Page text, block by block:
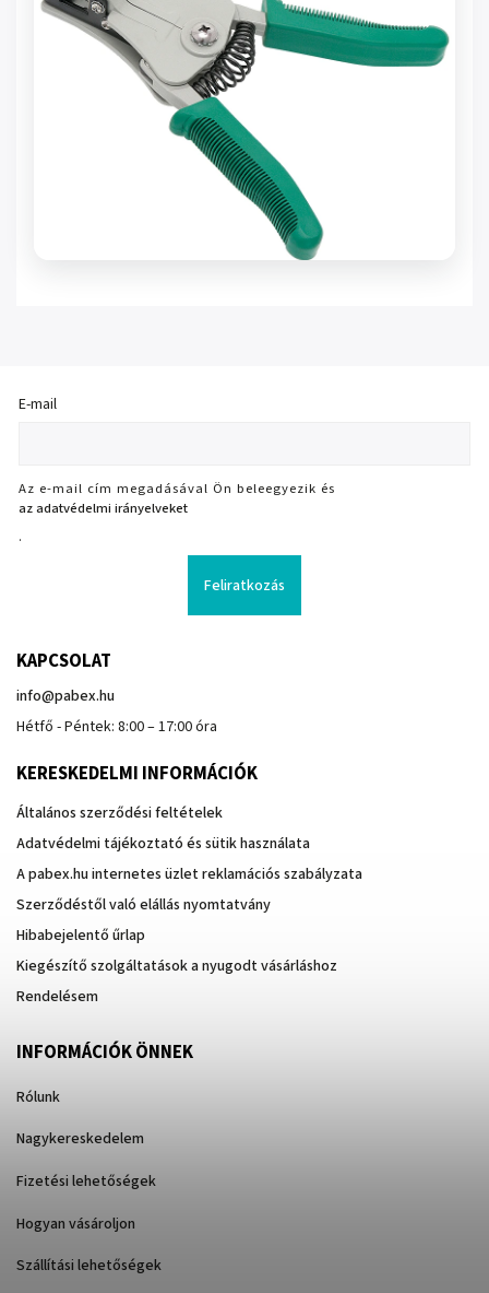
E-mail
Az e-mail cím megadásával Ön beleegyezik és
az adatvédelmi irányelveket
.
Feliratkozás
KAPCSOLAT
info@pabex.hu
Hétfő - Péntek: 8:00 – 17:00 óra
KERESKEDELMI INFORMÁCIÓK
Általános szerződési feltételek
Adatvédelmi tájékoztató és sütik használata
A pabex.hu internetes üzlet reklamációs szabályzata
Szerződéstől való elállás nyomtatvány
Hibabejelentő űrlap
Kiegészítő szolgáltatások a nyugodt vásárláshoz
Rendelésem
INFORMÁCIÓK ÖNNEK
Rólunk
Nagykereskedelem
Fizetési lehetőségek
Hogyan vásároljon
Szállítási lehetőségek